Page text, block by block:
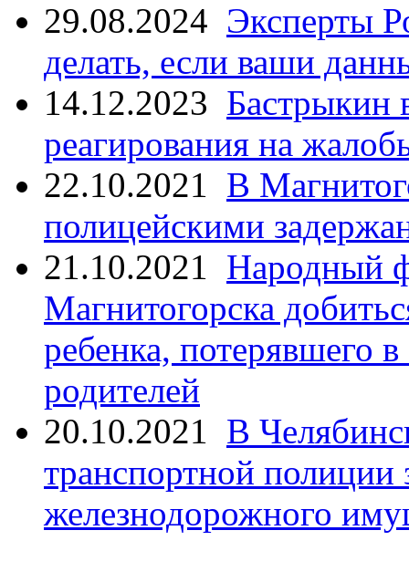
29.08.2024 Эксперты
делать, если ваши
14.12.2023 Бастрыкин
реагирования на
22.10.2021 В
полицейскими
21.10.2021 Народный
Магнитогорска
ребенка, потерявшего
родителей
20.10.2021 В
транспортной
железнодорожного